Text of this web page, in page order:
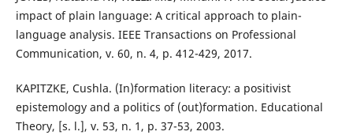
impact of plain language: A critical approach to plain-
language analysis. IEEE Transactions on Professional
Communication, v. 60, n. 4, p. 412-429, 2017.
KAPITZKE, Cushla. (In)formation literacy: a positivist
epistemology and a politics of (out)formation. Educational
Theory, [s. l.], v. 53, n. 1, p. 37-53, 2003.